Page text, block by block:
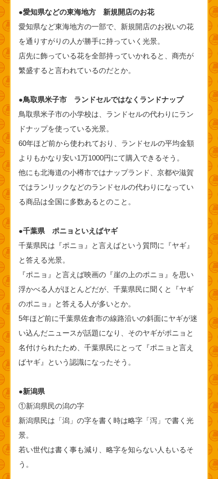
●愛知県などの東海地方 新規開店のお花
愛知県など東海地方の一部で、新規開店のお祝いの花
を通りすがりの人が勝手に持っていく光景。
店先に飾っている花を全部持っていかれると、商売が
繁盛すると言われているのだとか。
●鳥取県米子市 ランドセルではなくランドナップ
鳥取県米子市の小学校は、ランドセルの代わりにラン
ドナップを使っている光景。
60年ほど前から使われており、ランドセルの平均金額
よりもかなり安い1万1000円にて購入できるそう。
他にも北海道の小樽市ではナップランド、京都や滋賀
ではランリックなどのランドセルの代わりになってい
る商品は全国に多数あるとのこと。
●千葉県 ポニョといえばヤギ
千葉県民は『ポニョ』と言えばという質問に『ヤギ』
と答える光景。
『ポニョ』と言えば映画の『崖の上のポニョ』を思い
浮かべる人がほとんどだが、千葉県民に聞くと『ヤギ
のポニョ』と答える人が多いとか。
5年ほど前に千葉県佐倉市の線路沿いの斜面にヤギが迷
い込んだニュースが話題になり、そのヤギがポニョと
名付けられたため、千葉県民にとって『ポニョと言え
ばヤギ』という認識になったそう。
●新潟県
①新潟県民の潟の字
新潟県民は「潟」の字を書く時は略字「泻」で書く光
景。
若い世代は書く事も減り、略字を知らない人もいるそ
う。